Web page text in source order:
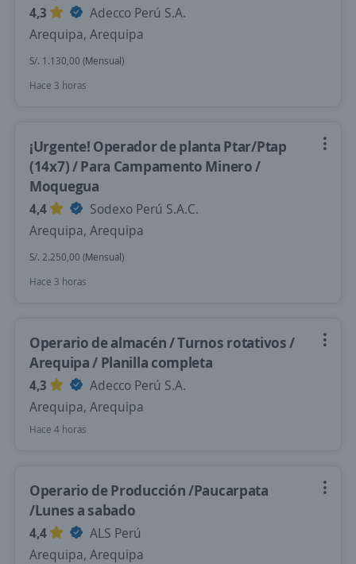
4,3
Adecco Perú S.A.
Arequipa, Arequipa
S/. 1.130,00 (Mensual)
Hace 3 horas
¡Urgente! Operador de planta Ptar/Ptap
(14x7) / Para Campamento Minero /
Moquegua
4,4
Sodexo Perú S.A.C.
Arequipa, Arequipa
S/. 2.250,00 (Mensual)
Hace 3 horas
Operario de almacén / Turnos rotativos /
Arequipa / Planilla completa
4,3
Adecco Perú S.A.
Arequipa, Arequipa
Hace 4 horas
Operario de Producción /Paucarpata
/Lunes a sabado
4,4
ALS Perú
Arequipa, Arequipa